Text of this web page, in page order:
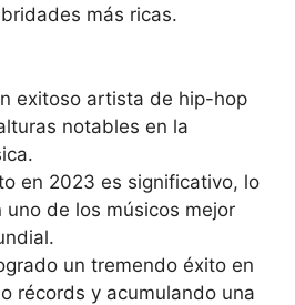
más ricas.
exitoso artista de hip-hop
notables en la
en 2023 es significativo, lo
de los músicos mejor
un tremendo éxito en
récords y acumulando una